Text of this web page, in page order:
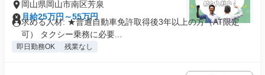
岡山県岡山市南区芳泉
月給25万円～55万円
求める人材: ★普通自動車免許取得後3年以上の方（AT限定
可） タクシー乗務に必要...
即日勤務OK 残業なし